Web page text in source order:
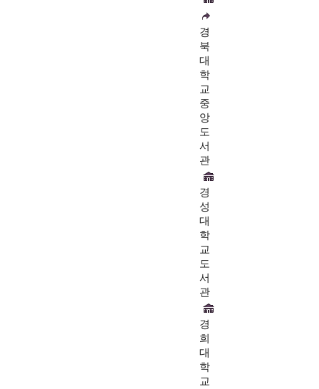
경
북
대
학
교
중
앙
도
서
관
경
성
대
학
교
도
서
관
경
희
대
학
교